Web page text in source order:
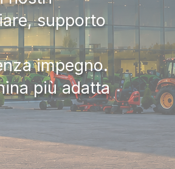
supporto
impegno.
più adatta